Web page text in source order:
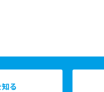
る